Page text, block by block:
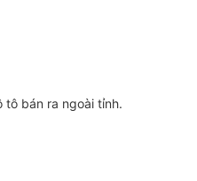
bán ra ngoài tỉnh.